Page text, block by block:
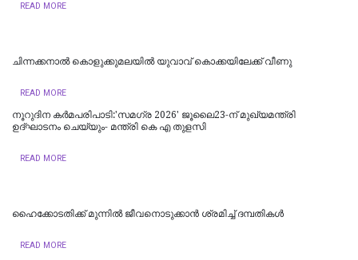
READ MORE
ചിന്നക്കനാൽ കൊളുക്കുമലയില്‍ യുവാവ് കൊക്കയിലേക്ക് വീണു
READ MORE
നൂറുദിന കർമപരിപാടി:'സമഗ്ര 2026' ജൂലൈ23-ന് മുഖ്യമന്ത്രി
ഉദ്ഘാടനം ചെയ്യും- മന്ത്രി കെ എ തുളസി
READ MORE
ഹൈക്കോടതിക്ക് മുന്നില്‍ ജീവനൊടുക്കാന്‍ ശ്രമിച്ച് ദമ്പതികള്‍
READ MORE